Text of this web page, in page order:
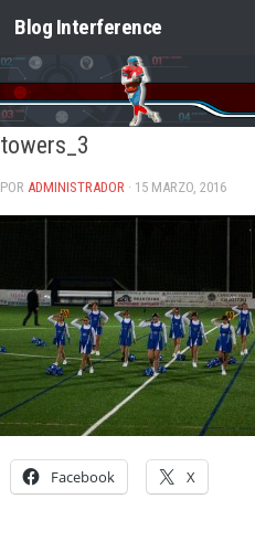
Saltar al contenido
Blog Interference
towers_3
POR ADMINISTRADOR · 15 MARZO, 2016
Facebook X